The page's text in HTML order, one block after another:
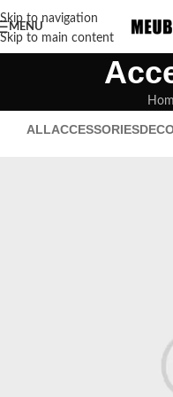
Skip to navigation
Skip to main content
MENU
ALLACCESSORIES